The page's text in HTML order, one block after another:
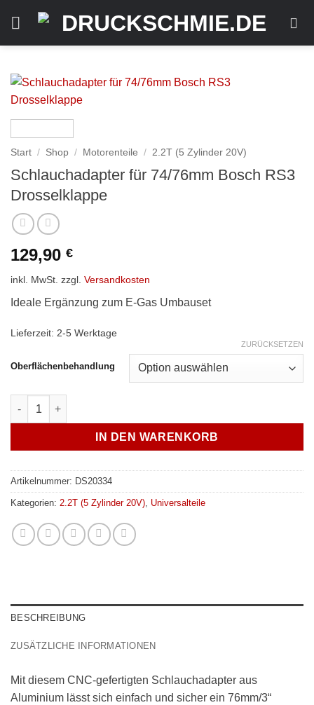
Inhalt
springen
Start / Shop / Motorenteile / 2.2T (5 Zylinder 20V)
Schlauchadapter für 74/76mm Bosch RS3
Drosselklappe
129,90 €
inkl. MwSt. zzgl. Versandkosten
Ideale Ergänzung zum E-Gas Umbauset
Lieferzeit: 2-5 Werktage
Oberflächenbehandlung
ZURÜCKSETZEN
Schlauchadapter für 74/76mm Bosch RS3 Drosselklappe Menge
IN DEN WARENKORB
Artikelnummer: DS20334
Kategorien: 2.2T (5 Zylinder 20V), Universalteile
BESCHREIBUNG
ZUSÄTZLICHE INFORMATIONEN
Mit diesem CNC-gefertigten Schlauchadapter aus
Aluminium lässt sich einfach und sicher ein 76mm/3“